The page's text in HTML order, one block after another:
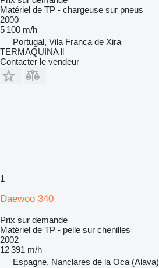
Matériel de TP - chargeuse sur pneus
2000
5 100 m/h
Portugal, Vila Franca de Xira
TERMAQUINA ll
Contacter le vendeur
1
Daewoo 340
Prix sur demande
Matériel de TP - pelle sur chenilles
2002
12 391 m/h
Espagne, Nanclares de la Oca (Alava)